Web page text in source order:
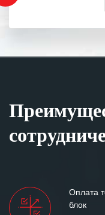
Оплата
блок